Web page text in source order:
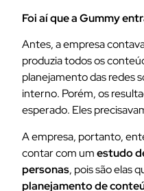
Foi aí que a Gummy
Antes, a empresa
produzia todos os
planejamento das redes
interno. Porém, os
esperado. Eles
A empresa, portanto,
contar com umestudo
personas, pois são elas
planejamento de